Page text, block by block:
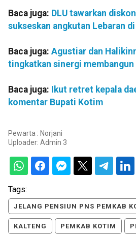
Baca juga: DLU tawarkan
sukseskan angkutan Lebaran
Baca juga: Agustiar dan
tingkatkan sinergi membangun
Baca juga:
Ikut retret kepala
komentar Bupati Kotim
Pewarta : Norjani
Uploader: Admin 3
Tags:
JELANG PENSIUN PNS PEMKAB
KALTENG PEMKAB KOTIM